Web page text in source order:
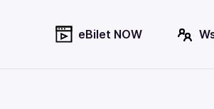
eBilet NOW